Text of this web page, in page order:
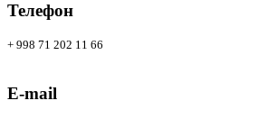
Телефон
+ 998 71 202 11 66
E-mail